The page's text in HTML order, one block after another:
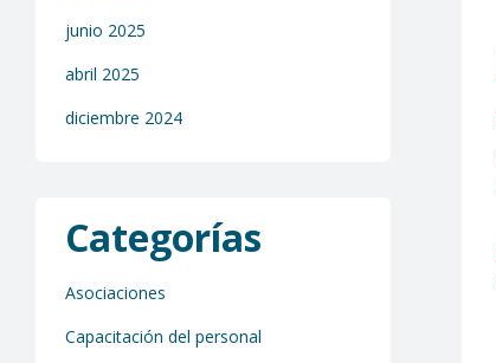
junio 2025
abril 2025
diciembre 2024
Categorías
Asociaciones
Capacitación del personal